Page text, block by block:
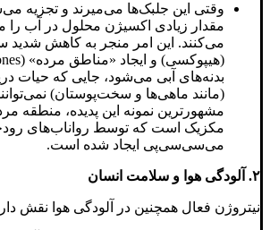
وقتی این جلبک‌ها می‌میرند و تجزیه
مقدار زیادی اکسیژن محلول در آب
می‌کنند. این امر منجر به کاهش
بدنه‌های آبی می‌شود، جایی که حیات
(مانند ماهی‌ها و سخت‌پوستان)
مشهورترین نمونه این پدیده، منطقه
مکزیک است که توسط رواناب‌های
می‌سی‌سی‌پی ایجاد شده است.
۲. آلودگی هوا و سلامت انسان
نیتروژن فعال همچنین در آلودگی هوا نقش